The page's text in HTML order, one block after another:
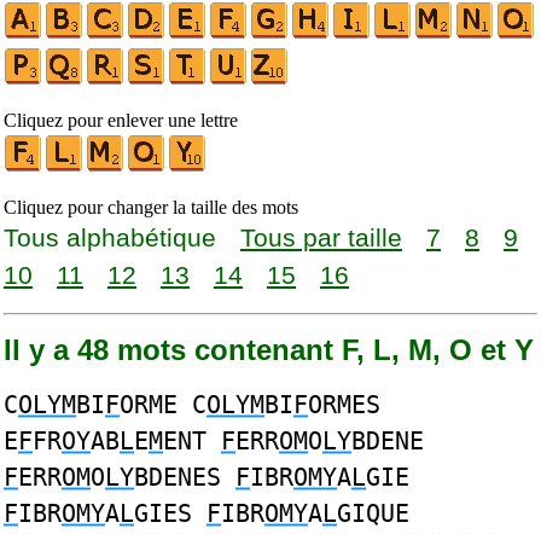
Cliquez pour enlever une lettre
Cliquez pour changer la taille des mots
Tous alphabétique Tous par taille 7 8
9
10
11 12 13 14 15 16
Il y a 48 mots contenant F, L, M, O et Y
COLYMBIFORME COLYMBIFORMES
EFFROYABLEMENT FERROMOLYBDENE
FERROMOLYBDENES FIBROMYALGIE
FIBROMYALGIES FIBROMYALGIQUE